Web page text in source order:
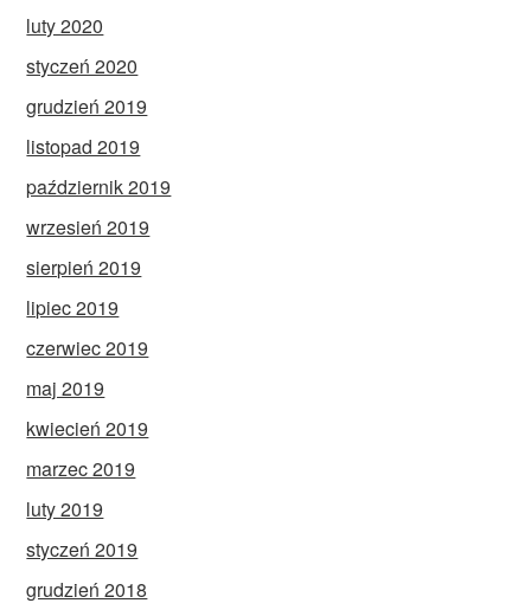
luty 2020
styczeń 2020
grudzień 2019
listopad 2019
październik 2019
wrzesień 2019
sierpień 2019
lipiec 2019
czerwiec 2019
maj 2019
kwiecień 2019
marzec 2019
luty 2019
styczeń 2019
grudzień 2018